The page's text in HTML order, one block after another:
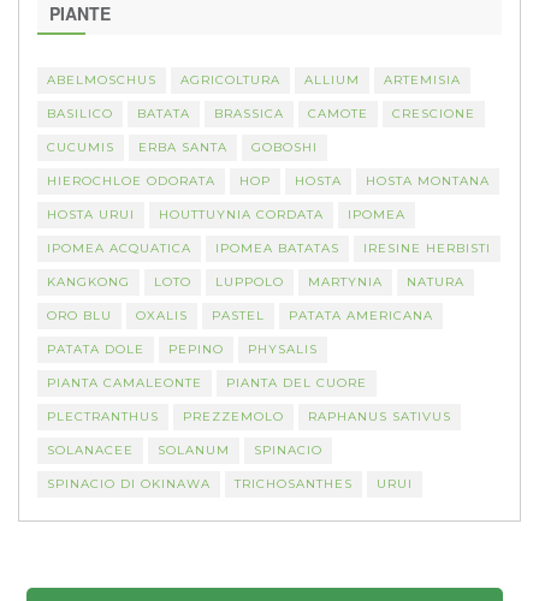
PIANTE
ABELMOSCHUS AGRICOLTURA ALLIUM ARTEMISIA
BASILICO BATATA BRASSICA CAMOTE CRESCIONE
CUCUMIS ERBA SANTA GOBOSHI
HIEROCHLOE ODORATA HOP HOSTA HOSTA MONTANA
HOSTA URUI HOUTTUYNIA CORDATA IPOMEA
IPOMEA ACQUATICA IPOMEA BATATAS IRESINE HERBISTI
KANGKONG LOTO LUPPOLO MARTYNIA NATURA
ORO BLU OXALIS PASTEL PATATA AMERICANA
PATATA DOLE PEPINO PHYSALIS
PIANTA CAMALEONTE PIANTA DEL CUORE
PLECTRANTHUS PREZZEMOLO RAPHANUS SATIVUS
SOLANACEE SOLANUM SPINACIO
SPINACIO DI OKINAWA TRICHOSANTHES URUI